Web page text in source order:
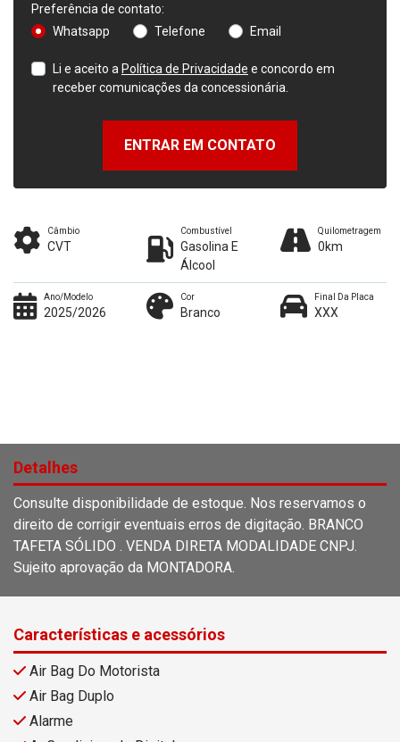
Preferência de contato:
Whatsapp
Telefone Email
Li e aceito a Política de Privacidade e concordo em
receber comunicações da concessionária.
ENTRAR EM CONTATO
Câmbio
CVT
Combustível
Gasolina E
Álcool
Quilometragem
0km
Ano/Modelo
2025/2026
Cor
Branco
Final Da Placa
XXX
Detalhes
Consulte disponibilidade de estoque. Nos reservamos o
direito de corrigir eventuais erros de digitação. BRANCO
TAFETA SÓLIDO . VENDA DIRETA MODALIDADE CNPJ.
Sujeito aprovação da MONTADORA.
Características e acessórios
Air Bag Do Motorista
Air Bag Duplo
Alarme